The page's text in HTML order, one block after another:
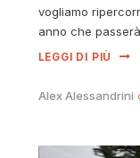
vogliamo
anno che
LEGGI DI PIÙ
Alex Alessandrini